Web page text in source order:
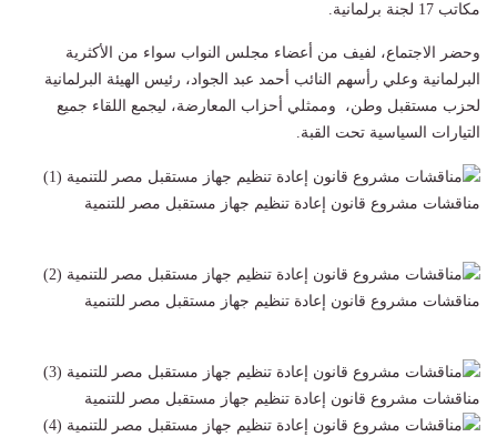
مكاتب 17 لجنة برلمانية.
وحضر الاجتماع، لفيف من أعضاء مجلس النواب سواء من الأكثرية
البرلمانية وعلي رأسهم النائب أحمد عبد الجواد، رئيس الهيئة البرلمانية
لحزب مستقبل وطن، وممثلي أحزاب المعارضة، ليجمع اللقاء جميع
التيارات السياسية تحت القبة.
مناقشات مشروع قانون إعادة تنظيم جهاز مستقبل مصر للتنمية
مناقشات مشروع قانون إعادة تنظيم جهاز مستقبل مصر للتنمية
مناقشات مشروع قانون إعادة تنظيم جهاز مستقبل مصر للتنمية